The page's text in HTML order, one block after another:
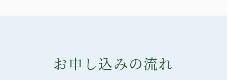
お申し込みの流れ